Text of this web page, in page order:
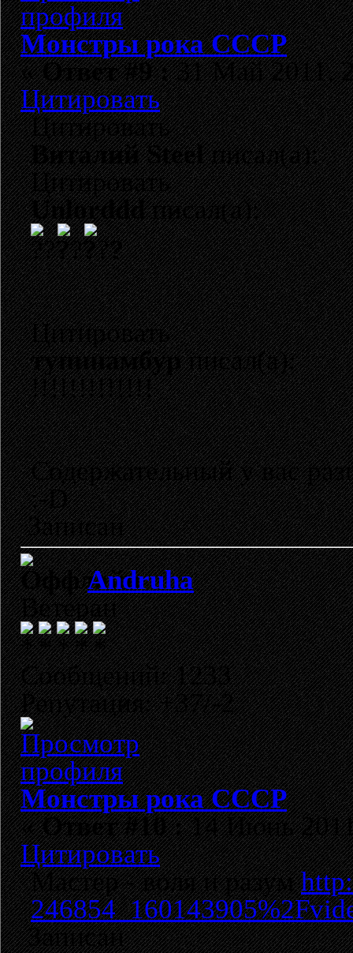
Монстры рока СССР
«Ответ #9 :31 Май 2011,
Цитировать
Цитировать
Виталий Steelписал(а):
Цитировать
Unlordddписал(а):
?
Цитировать
тупинамбурписал(а):
!!!!!!!!!!!!!
Содержательный у вас
:-D
Записан
Andruha
Ветеран
Сообщений: 1233
Репутация: +37/-2
Монстры рока СССР
«Ответ #10 :14 Июнь
Цитировать
Мастер - воля и разум
Записан